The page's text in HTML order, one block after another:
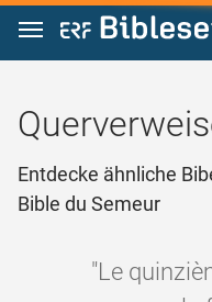
Zum Inhalt springen
Entdecke ähnliche
Bible du Semeur
"Le